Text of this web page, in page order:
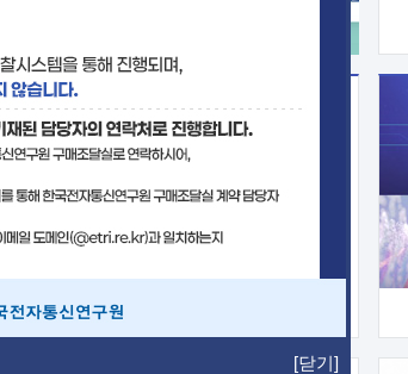
[닫기]
기술사업화플랫폼/기술이전
기술예고 중소기업 지원
보유특허 이전가능 기술
융합기술연구생산센터 반도체실험실